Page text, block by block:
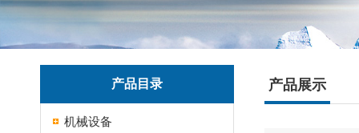
产品目录
机械设备
产品展示